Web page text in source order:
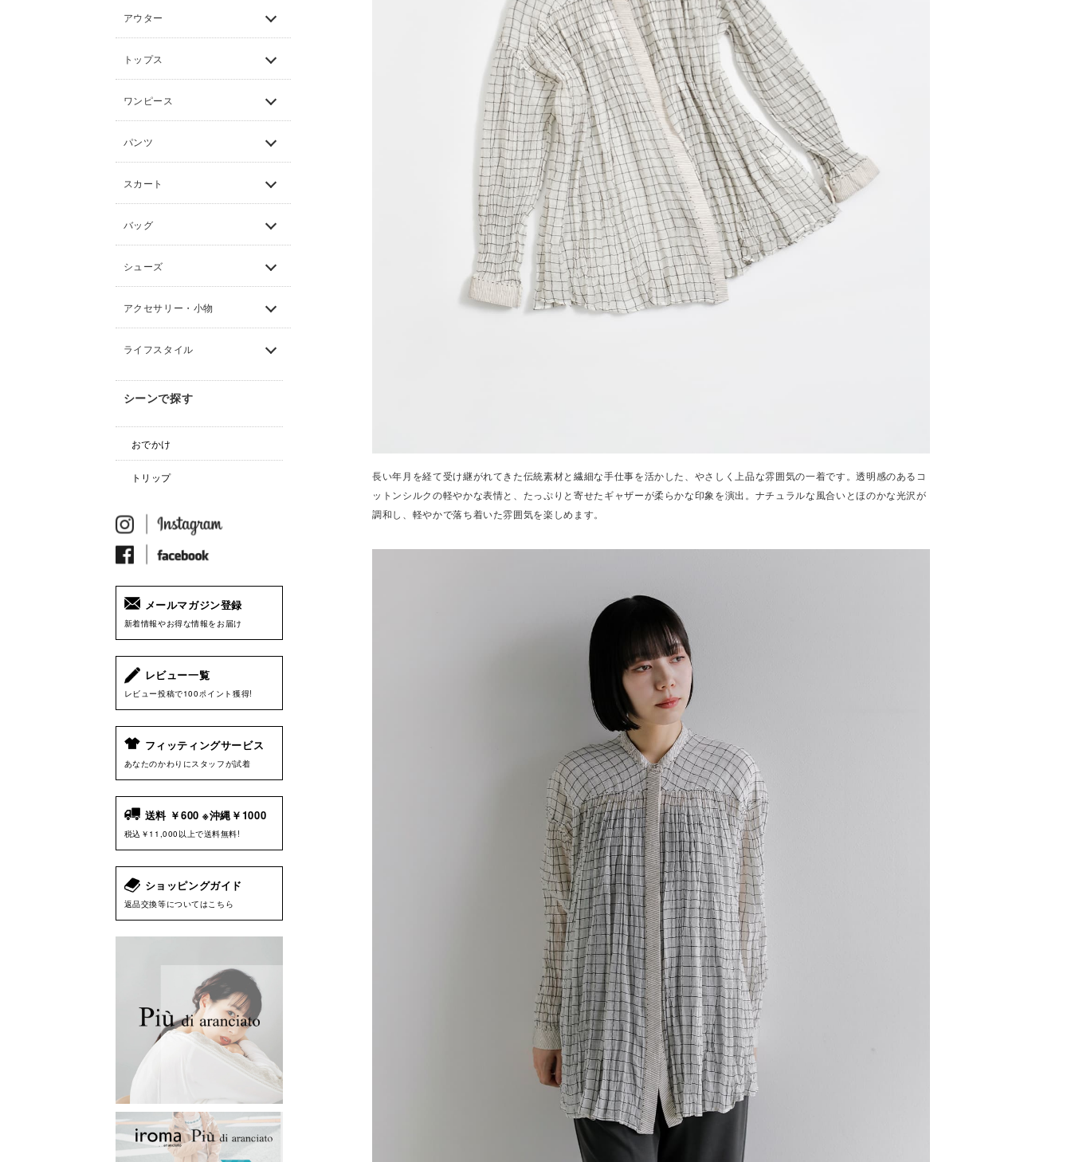
アウター
トップス
ワンピース
パンツ
スカート
バッグ
シューズ
アクセサリー・小物
ライフスタイル
シーンで探す
おでかけ
トリップ
メールマガジン登録
新着情報やお得な情報をお届け
レビュー一覧
レビュー投稿で100ポイント獲得!
フィッティングサービス
あなたのかわりにスタッフが試着
送料 ￥600 ※沖縄￥1000
税込￥11,000以上で送料無料!
ショッピングガイド
返品交換等についてはこちら
長い年月を経て受け継がれてきた伝統素材と繊細な手仕事を活かした、やさしく上品な雰囲気の一着です。透明感のあるコ
ットンシルクの軽やかな表情と、たっぷりと寄せたギャザーが柔らかな印象を演出。ナチュラルな風合いとほのかな光沢が
調和し、軽やかで落ち着いた雰囲気を楽しめます。